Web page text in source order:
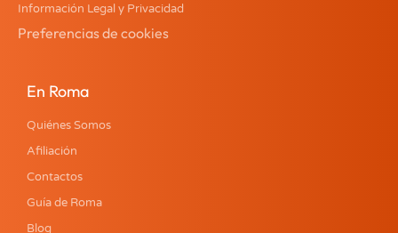
Información Legal y Privacidad
Preferencias de cookies
En Roma
Quiénes Somos
Afiliación
Contactos
Guía de Roma
Blog